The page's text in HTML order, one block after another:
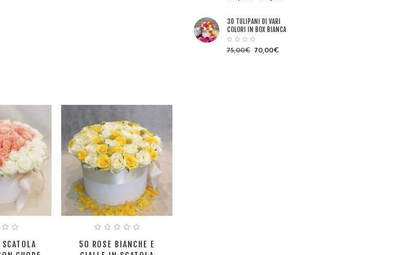
50 ROSE BIANCHE E
30 TULIPANI DI VARI
COLORI IN BOX BIANCA
75,00€ 70,00€